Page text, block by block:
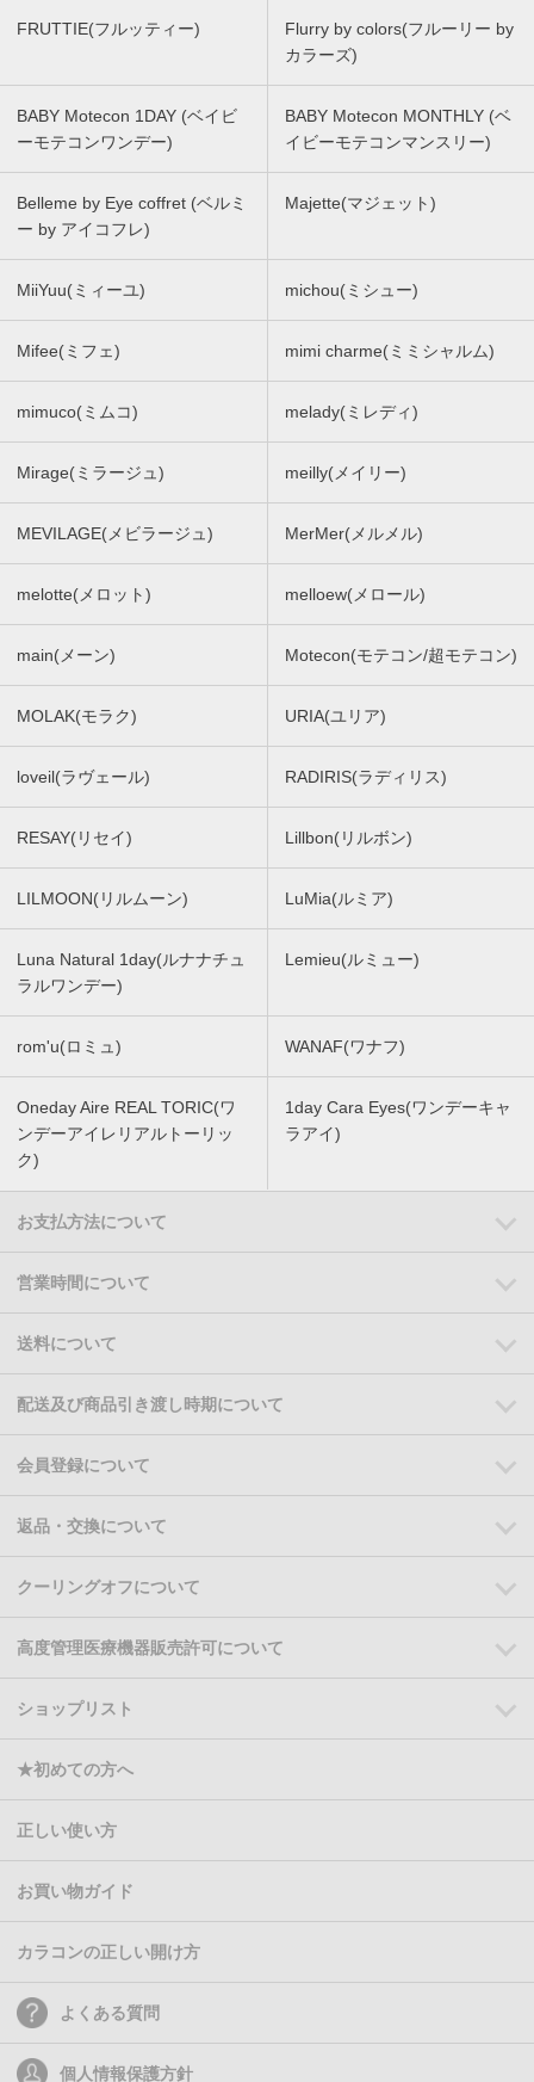
FRUTTIE(フルッティー)
Flurry by colors(フルーリー by
カラーズ)
BABY Motecon 1DAY (ベイビ
ーモテコンワンデー)
BABY Motecon MONTHLY (ベ
イビーモテコンマンスリー)
Belleme by Eye coffret (ベルミ
ー by アイコフレ)
Majette(マジェット)
MiiYuu(ミィーユ) michou(ミシュー)
Mifee(ミフェ) mimi charme(ミミシャルム)
mimuco(ミムコ) melady(ミレディ)
Mirage(ミラージュ) meilly(メイリー)
MEVILAGE(メビラージュ) MerMer(メルメル)
melotte(メロット) melloew(メロール)
main(メーン) Motecon(モテコン/超モテコン)
MOLAK(モラク) URIA(ユリア)
loveil(ラヴェール) RADIRIS(ラディリス)
RESAY(リセイ) Lillbon(リルボン)
LILMOON(リルムーン) LuMia(ルミア)
Luna Natural 1day(ルナナチュ
ラルワンデー)
Lemieu(ルミュー)
rom'u(ロミュ) WANAF(ワナフ)
Oneday Aire REAL TORIC(ワ
ンデーアイレリアルトーリッ
ク)
1day Cara Eyes(ワンデーキャ
ラアイ)
お支払方法について
営業時間について
送料について
配送及び商品引き渡し時期について
会員登録について
返品・交換について
クーリングオフについて
高度管理医療機器販売許可について
ショップリスト
★初めての方へ
正しい使い方
お買い物ガイド
カラコンの正しい開け方
よくある質問
個人情報保護方針